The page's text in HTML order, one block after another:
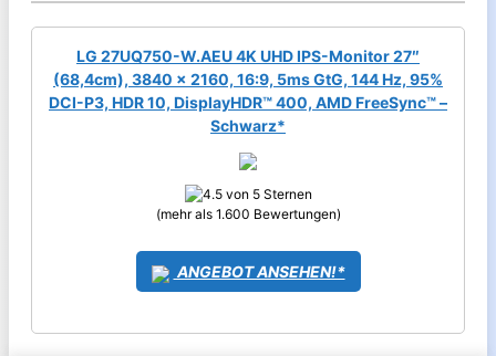
LG 27UQ750-W.AEU 4K UHD IPS-Monitor 27″
(68,4cm), 3840 x 2160, 16:9, 5ms GtG, 144 Hz, 95%
DCI-P3, HDR 10, DisplayHDR™ 400, AMD FreeSync™ –
Schwarz*
(mehr als 1.600 Bewertungen)
ANGEBOT ANSEHEN!*